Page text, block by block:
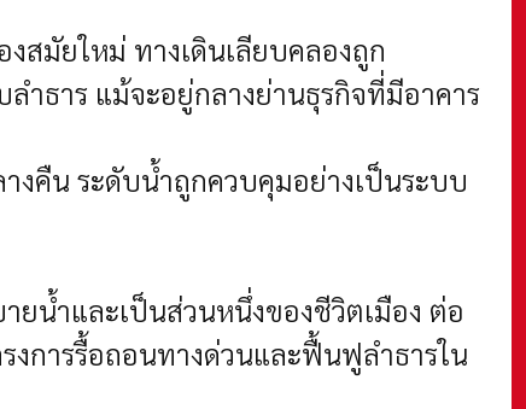
สมัยใหม่ ทางเดินเลียบคลองถูก
ำธาร แม้จะอยู่กลางย่านธุรกิจที่มีอาคาร
งคืน ระดับน้ำถูกควบคุมอย่างเป็นระบบ
ยน้ำและเป็นส่วนหนึ่งของชีวิตเมือง ต่อ
งการรื้อถอนทางด่วนและฟื้นฟูลำธารใน